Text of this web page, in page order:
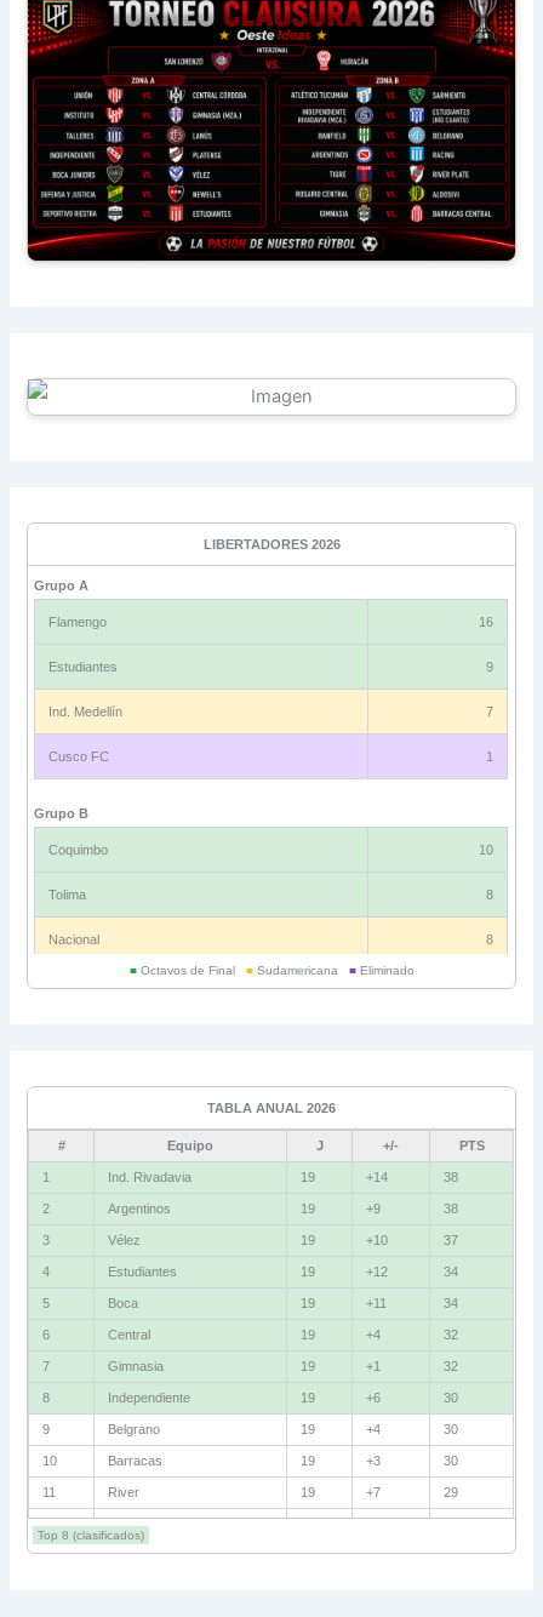
LIBERTADORES 2026
Grupo A
Flamengo 16
Estudiantes 9
Ind. Medellín 7
Cusco FC 1
Grupo B
Coquimbo 10
Tolima 8
Nacional 8
Bolívar 5
La Guaira
Grupo D
U. Católica
Cruzeiro 11
Boca Jrs.
Barcelona SC
Grupo E
Corinthians
■Octavos de Final ■Sudamericana ■Eliminado
TABLA ANUAL 2026
# Equipo J +/- PTS
1 Ind. Rivadavia 19 +14 38
2 Argentinos 19 +9 38
3 Vélez 19 +10 37
4 Estudiantes 19 +12 34
5 Boca 19 +11 34
6 Central 19 +4 32
7 Gimnasia 19 +1 32
8 Independiente 19 +6 30
9 Belgrano 19 +4 30
10 Barracas 19 +3 30
11 River 19 +7 29
12 Talleres
13 Lanús 19 +2 27
Top 8 (clasificados)